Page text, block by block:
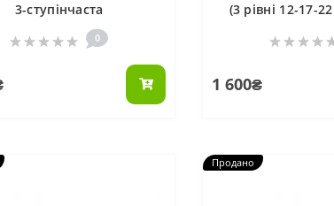
3-ступінчаста
0
(3 рівні 12-17-
1 600₴
Продано